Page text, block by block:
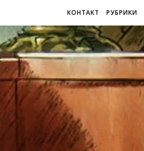
КОНТАКТ РУБРИКИ